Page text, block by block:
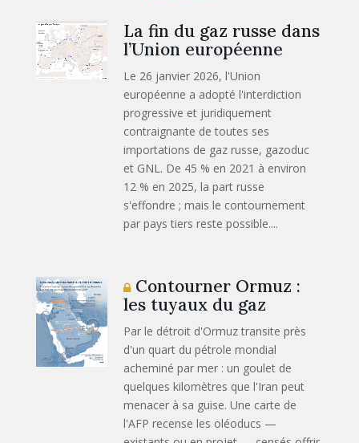
La fin du gaz russe dans
l’Union européenne
Le 26 janvier 2026, l'Union
européenne a adopté l'interdiction
progressive et juridiquement
contraignante de toutes ses
importations de gaz russe, gazoduc
et GNL. De 45 % en 2021 à environ
12 % en 2025, la part russe
s'effondre ; mais le contournement
par pays tiers reste possible....
Contourner Ormuz :
les tuyaux du gaz
Par le détroit d'Ormuz transite près
d'un quart du pétrole mondial
acheminé par mer : un goulet de
quelques kilomètres que l'Iran peut
menacer à sa guise. Une carte de
l'AFP recense les oléoducs —